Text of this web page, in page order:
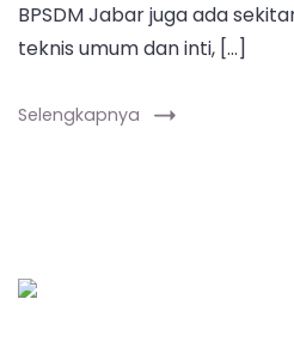
BPSDM Jabar juga ada
teknis umum dan inti, […]
Selengkapnya